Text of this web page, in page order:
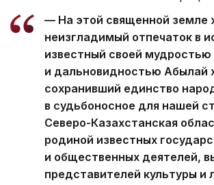
— На этой священной земле
неизгладимый отпечаток в
известный своей мудростью
и дальновидностью Абылай
сохранивший единство
в судьбоносное для нашей
Северо-Казахстанская
родиной известных
и общественных деятелей,
представителей культуры и